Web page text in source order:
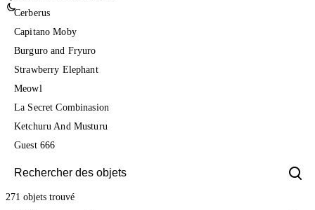
Cerberus
Capitano Moby
Burguro and Fryuro
Strawberry Elephant
Meowl
La Secret Combinasion
Ketchuru And Musturu
Guest 666
271 objets trouvé